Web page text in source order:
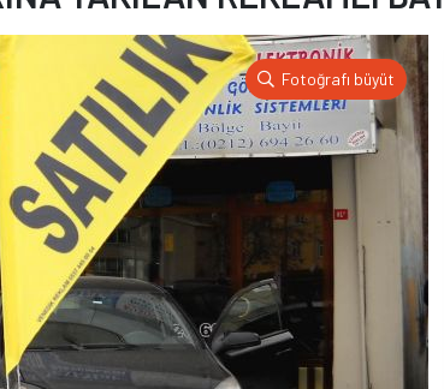
Fotoğrafı büyüt